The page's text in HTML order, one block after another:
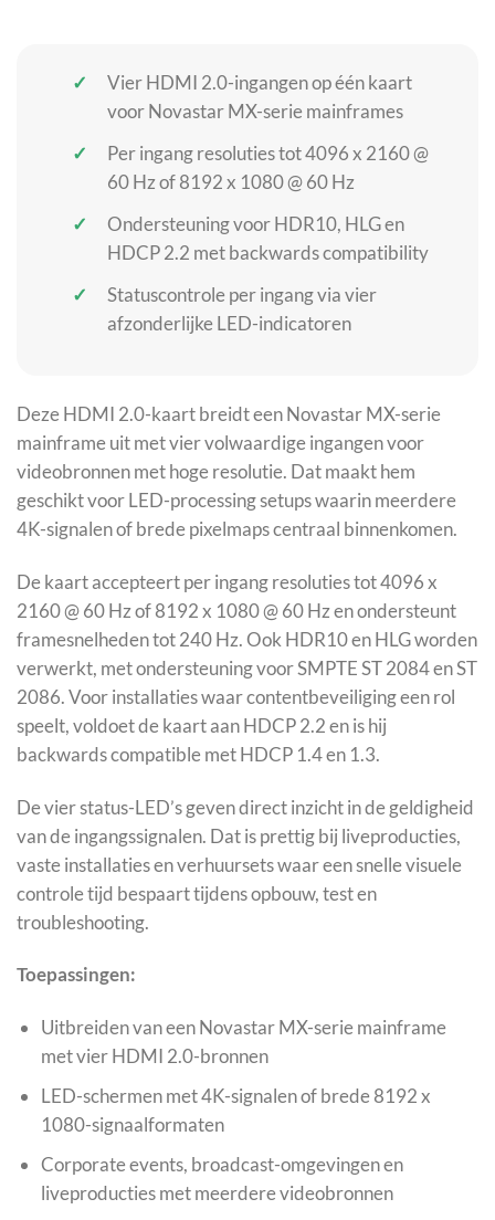
Vier HDMI 2.0-ingangen op één kaart
voor Novastar MX-serie mainframes
Per ingang resoluties tot 4096 x 2160 @
60 Hz of 8192 x 1080 @ 60 Hz
Ondersteuning voor HDR10, HLG en
HDCP 2.2 met backwards compatibility
Statuscontrole per ingang via vier
afzonderlijke LED-indicatoren
Deze HDMI 2.0-kaart breidt een Novastar MX-serie
mainframe uit met vier volwaardige ingangen voor
videobronnen met hoge resolutie. Dat maakt hem
geschikt voor LED-processing setups waarin meerdere
4K-signalen of brede pixelmaps centraal binnenkomen.
De kaart accepteert per ingang resoluties tot 4096 x
2160 @ 60 Hz of 8192 x 1080 @ 60 Hz en ondersteunt
framesnelheden tot 240 Hz. Ook HDR10 en HLG worden
verwerkt, met ondersteuning voor SMPTE ST 2084 en ST
2086. Voor installaties waar contentbeveiliging een rol
speelt, voldoet de kaart aan HDCP 2.2 en is hij
backwards compatible met HDCP 1.4 en 1.3.
De vier status-LED’s geven direct inzicht in de geldigheid
van de ingangssignalen. Dat is prettig bij liveproducties,
vaste installaties en verhuursets waar een snelle visuele
controle tijd bespaart tijdens opbouw, test en
troubleshooting.
Toepassingen:
Uitbreiden van een Novastar MX-serie mainframe
met vier HDMI 2.0-bronnen
LED-schermen met 4K-signalen of brede 8192 x
1080-signaalformaten
Corporate events, broadcast-omgevingen en
liveproducties met meerdere videobronnen